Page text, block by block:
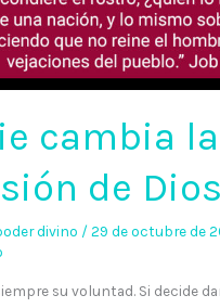
cambia la
de Dios
divino /29 de octubre de
su voluntad. Si decide